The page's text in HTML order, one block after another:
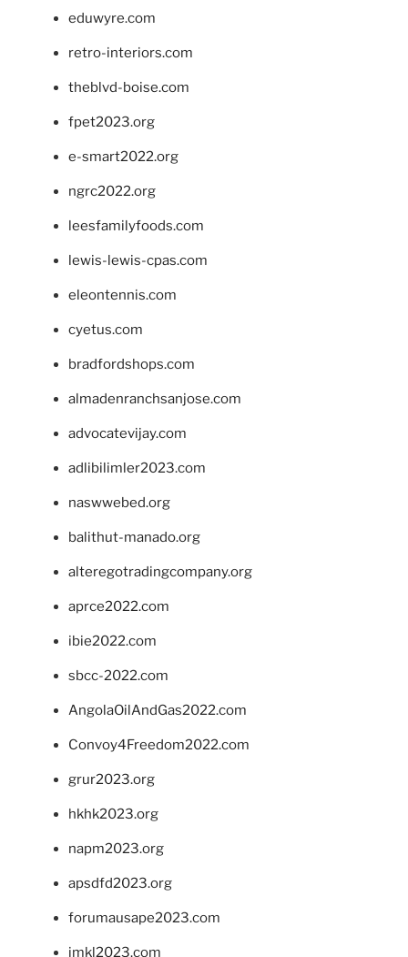
eduwyre.com
retro-interiors.com
theblvd-boise.com
fpet2023.org
e-smart2022.org
ngrc2022.org
leesfamilyfoods.com
lewis-lewis-cpas.com
eleontennis.com
cyetus.com
bradfordshops.com
almadenranchsanjose.com
advocatevijay.com
adlibilimler2023.com
naswwebed.org
balithut-manado.org
alteregotradingcompany.org
aprce2022.com
ibie2022.com
sbcc-2022.com
AngolaOilAndGas2022.com
Convoy4Freedom2022.com
grur2023.org
hkhk2023.org
napm2023.org
apsdfd2023.org
forumausape2023.com
imkl2023.com